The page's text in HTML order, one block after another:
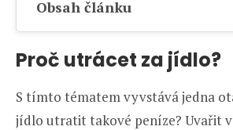
Obsah článku
Proč utrácet za jídlo?
S tímto tématem vyvstává jedna
jídlo utratit takové peníze? Uvařit